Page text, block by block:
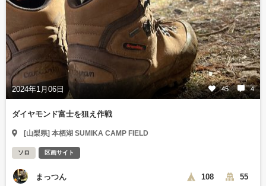
2024年1月06日 45 4
ダイヤモンド富士を狙え作戦
[山梨県] 本栖湖 SUMIKA CAMP FIELD
ソロ 区画サイト
まっつん 108 55